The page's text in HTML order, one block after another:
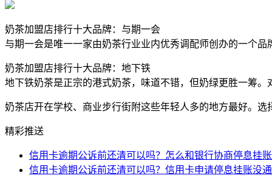
奶茶加盟店排行十大品牌：与期一会
与期一会是唯一一家由奶茶行业业内优秀调配师创办的一个
奶茶加盟店排行十大品牌：地下铁
地下铁奶茶是正宗的港式奶茶，味道不错，但奶绿更胜一筹
奶茶店开在学校、商业步行街附这些年轻人多的地方最好。
精彩推送
信用卡逾期公诉前还清可以吗？怎么和银行协商停息挂
信用卡逾期公诉前还清可以吗？信用卡申请停息挂账没